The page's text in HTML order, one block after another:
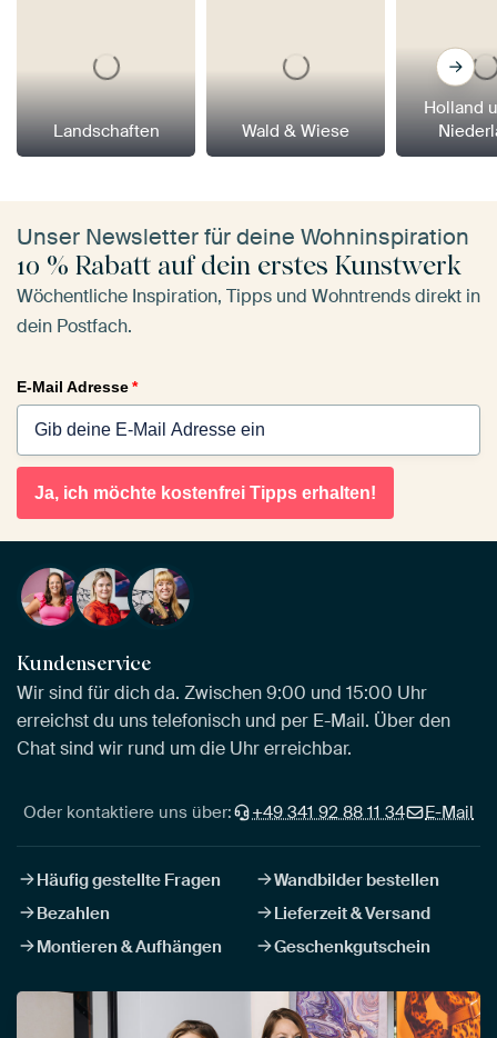
Landschaften Wald & Wiese
Holland
Unser Newsletter für deine Wohninspiration
10 % Rabatt auf dein erstes Kunstwerk
Wöchentliche Inspiration, Tipps und Wohntrends direkt in
dein Postfach.
E-Mail Adresse*
Ja, ich möchte kostenfrei Tipps erhalten!
Kundenservice
Wir sind für dich da. Zwischen 9:00 und 15:00 Uhr
erreichst du uns telefonisch und per E-Mail. Über den
Chat sind wir rund um die Uhr erreichbar.
Oder kontaktiere uns über: +49 341 92 88 11 34 E-Mail
Häufig gestellte Fragen
Wandbilder bestellen
Bezahlen
Lieferzeit & Versand
Montieren & Aufhängen
Geschenkgutschein